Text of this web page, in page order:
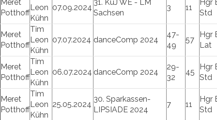
Meret
Potthoff
Leon
Kühn
07.09.2024
31. KuJ WE - LM
Sachsen
3 11
Hgr
Std
Meret
Potthoff
Tim
Leon
Kühn
07.07.2024 danceComp 2024
47-
49
57
Hgr
Lat
Meret
Potthoff
Tim
Leon
Kühn
06.07.2024 danceComp 2024
29-
32
45
Hgr
Std
Meret
Potthoff
Tim
Leon
Kühn
25.05.2024
30. Sparkassen-
LIPSIADE 2024
7 11
Hgr
Std